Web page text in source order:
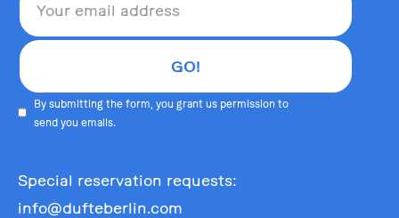
By submitting the form, you grant us permission to
send you emails.
Special reservation requests:
info@dufteberlin.com